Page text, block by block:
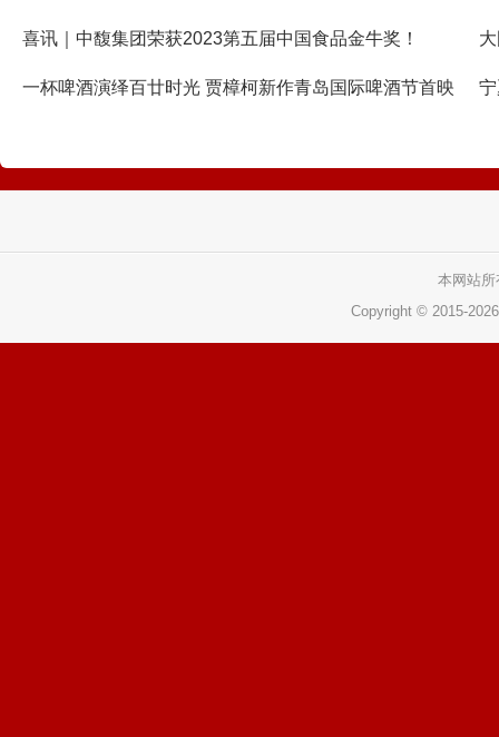
喜讯｜中馥集团荣获2023第五届中国食品金牛奖！
一杯啤酒演绎百廿时光 贾樟柯新作青岛国际啤酒节首映
本网站
Copyright © 2015-